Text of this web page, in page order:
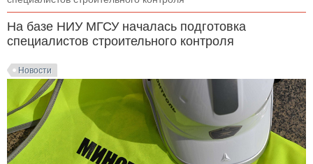
На базе НИУ МГСУ началась подготовка
специалистов строительного контроля
Новости